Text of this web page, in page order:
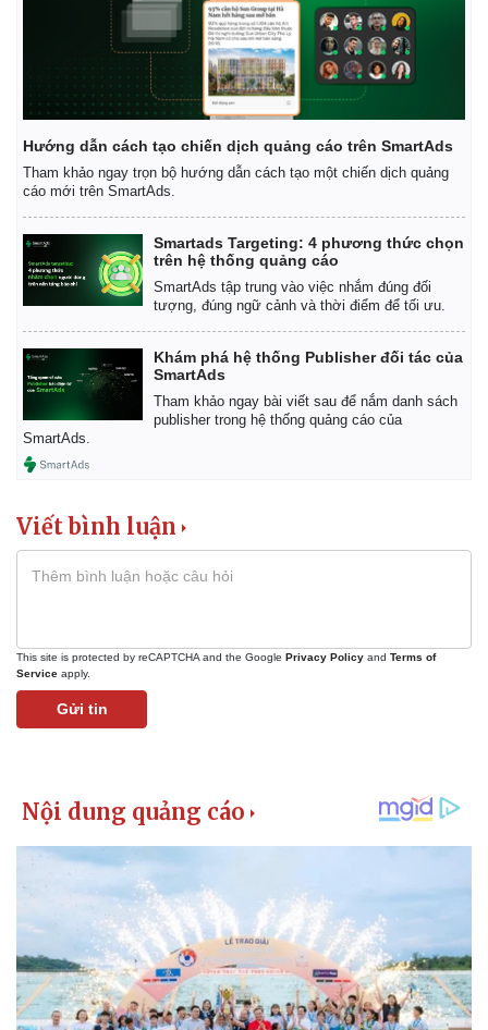
Multimedia
Video
Ảnh
E-Magazine
Infographic
Hướng dẫn cách tạo chiến dịch quảng cáo trên SmartAds
Tham khảo ngay trọn bộ hướng dẫn cách tạo một chiến dịch quảng
cáo mới trên SmartAds.
Smartads Targeting: 4 phương thức chọn
trên hệ thống quảng cáo
SmartAds tập trung vào việc nhắm đúng đối
tượng, đúng ngữ cảnh và thời điểm để tối ưu.
Khám phá hệ thống Publisher đối tác của
SmartAds
Tham khảo ngay bài viết sau để nắm danh sách
publisher trong hệ thống quảng cáo của
SmartAds.
Viết bình luận
This site is protected by reCAPTCHA and the Google Privacy Policy and Terms of
Service apply.
Gửi tin